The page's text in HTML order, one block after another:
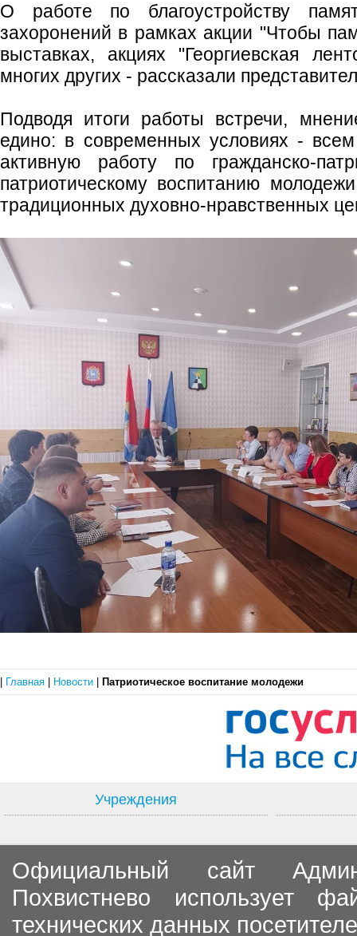
О работе по благоустройству
захоронений в рамках акции "Чтобы
выставках, акциях "Георгиевская
многих других - рассказали
Подводя итоги работы встречи,
едино: в современных условиях -
активную работу по гражданско-
патриотическому воспитанию
традиционных духовно-нравственных
Главная Новости Патриотическое воспитание молодежи
Учреждения
Официальный сайт
Похвистнево использует
технических данных